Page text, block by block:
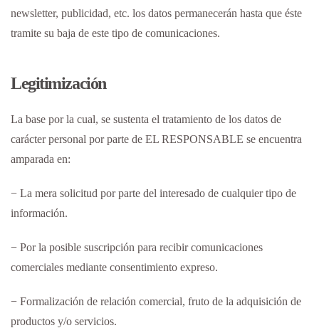
newsletter, publicidad, etc. los datos permanecerán hasta que éste
tramite su baja de este tipo de comunicaciones.
Legitimización
La base por la cual, se sustenta el tratamiento de los datos de
carácter personal por parte de EL RESPONSABLE se encuentra
amparada en:
− La mera solicitud por parte del interesado de cualquier tipo de
información.
− Por la posible suscripción para recibir comunicaciones
comerciales mediante consentimiento expreso.
− Formalización de relación comercial, fruto de la adquisición de
productos y/o servicios.